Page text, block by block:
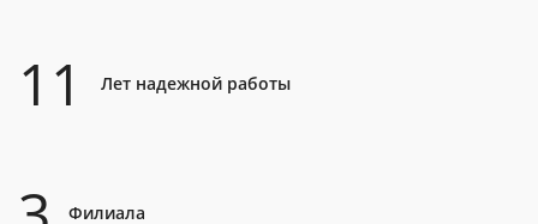
11 Лет надежной работы
Филиала